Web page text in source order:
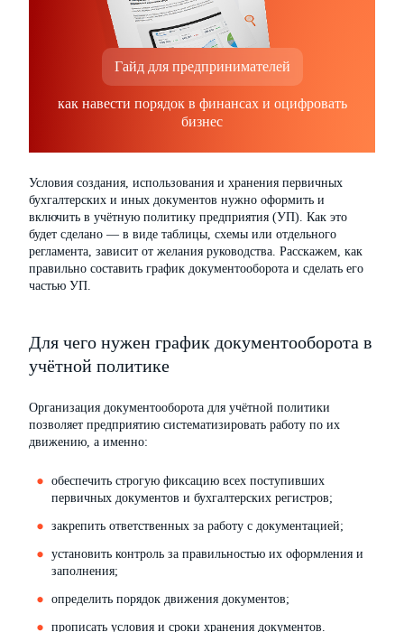
Гайд для предпринимателей
как навести порядок в финансах и оцифровать
бизнес
Условия создания, использования и хранения первичных
бухгалтерских и иных документов нужно оформить и
включить в учётную политику предприятия (УП). Как это
будет сделано — в виде таблицы, схемы или отдельного
регламента, зависит от желания руководства. Расскажем, как
правильно составить график документооборота и сделать его
частью УП.
Для чего нужен график документооборота в
учётной политике
Организация документооборота для учётной политики
позволяет предприятию систематизировать работу по их
движению, а именно:
обеспечить строгую фиксацию всех поступивших
первичных документов и бухгалтерских регистров;
закрепить ответственных за работу с документацией;
установить контроль за правильностью их оформления и
заполнения;
определить порядок движения документов;
прописать условия и сроки хранения документов.